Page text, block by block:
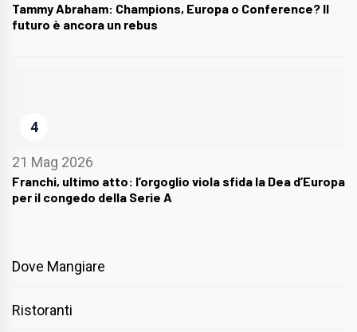
Tammy Abraham: Champions, Europa o Conference? Il
futuro è ancora un rebus
4
21 Mag 2026
Franchi, ultimo atto: l’orgoglio viola sfida la Dea d’Europa
per il congedo della Serie A
Dove Mangiare
Ristoranti